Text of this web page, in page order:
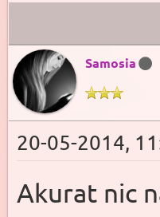
Samosia
20-05-2014,
Akurat nic